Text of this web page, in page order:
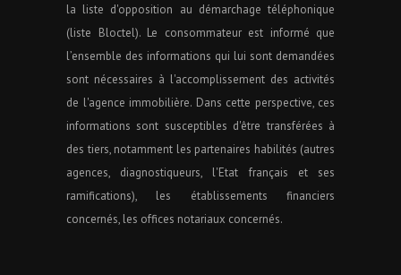
la liste d'opposition au démarchage téléphonique
(liste Bloctel). Le consommateur est informé que
l’ensemble des informations qui lui sont demandées
sont nécessaires à l'accomplissement des activités
de l'agence immobilière. Dans cette perspective, ces
informations sont susceptibles d'être transférées à
des tiers, notamment les partenaires habilités (autres
agences, diagnostiqueurs, l'Etat français et ses
ramifications), les établissements financiers
concernés, les offices notariaux concernés.